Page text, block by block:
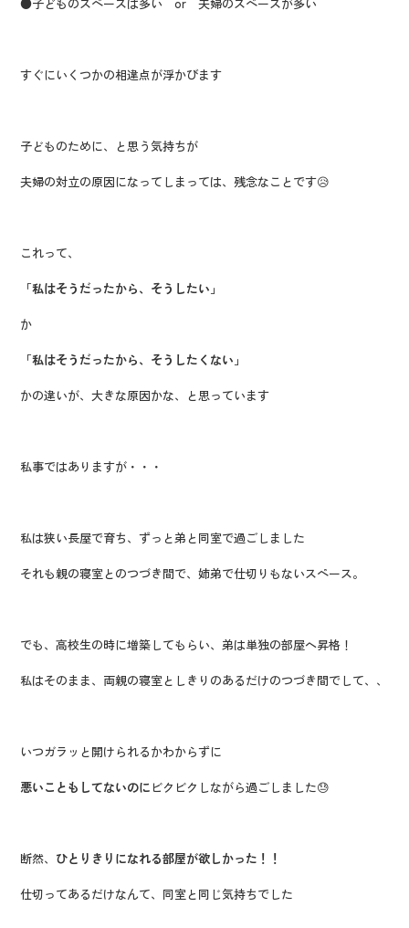
すぐにいくつかの相違点が浮かびます
子どものために、と思う気持ちが
夫婦の対立の原因になってしまっては、残念なことです😥
これって、
「私はそうだったから、そうしたい」
か
「私はそうだったから、そうしたくない」
かの違いが、大きな原因かな、と思っています
私事ではありますが・・・
私は狭い長屋で育ち、ずっと弟と同室で過ごしました
それも親の寝室とのつづき間で、姉弟で仕切りもないスペース。
でも、高校生の時に増築してもらい、弟は単独の部屋へ昇格！
私はそのまま、両親の寝室としきりのあるだけのつづき間でして、、
いつガラッと開けられるかわからずに
悪いこともしてないのに ビクビクしながら過ごしました😓
断然、 ひとりきりになれる部屋が欲しかった！！
仕切ってあるだけなんて、同室と同じ気持ちでした